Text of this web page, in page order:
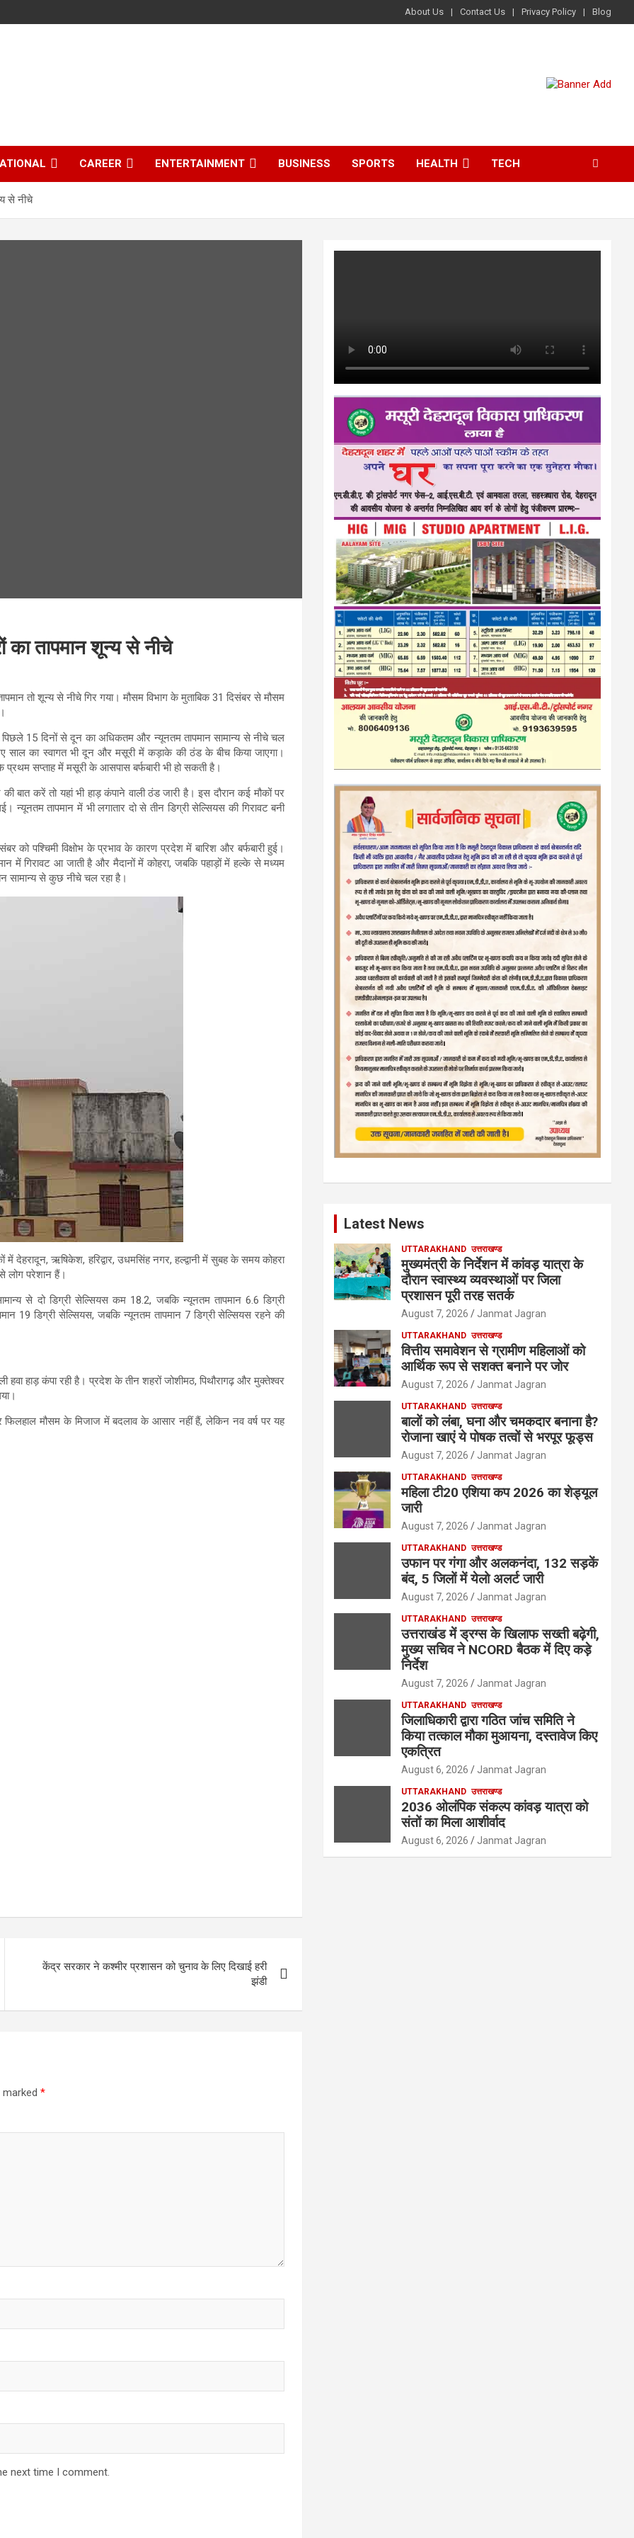
About Us Contact Us Privacy Policy Blog
CAREER ENTERTAINMENT BUSINESS SPORTS HEALTH TECH
से नीचे
का तापमान शून्य से नीचे
तो शून्य से नीचे गिर गया। मौसम विभाग के मुताबिक 31 दिसंबर से मौसम
15 दिनों से दून का अधिकतम और न्यूनतम तापमान सामान्य से नीचे चल
साल का स्वागत भी दून और मसूरी में कड़ाके की ठंड के बीच किया जाएगा।
सप्ताह में मसूरी के आसपास बर्फबारी भी हो सकती है।
बात करें तो यहां भी हाड़ कंपाने वाली ठंड जारी है। इस दौरान कई मौकों पर
तापमान में भी लगातार दो से तीन डिग्री सेल्सियस की गिरावट बनी
पश्चिमी विक्षोभ के प्रभाव के कारण प्रदेश में बारिश और बर्फबारी हुई।
में गिरावट आ जाती है और मैदानों में कोहरा, जबकि पहाड़ों में हल्के से मध्यम
सामान्य से कुछ नीचे चल रहा है।
देहरादून, ऋषिकेश, हरिद्वार, उधमसिंह नगर, हल्द्वानी में सुबह के समय कोहरा
लोग परेशान हैं।
से दो डिग्री सेल्सियस कम 18.2, जबकि न्यूनतम तापमान 6.6 डिग्री
19 डिग्री सेल्सियस, जबकि न्यूनतम तापमान 7 डिग्री सेल्सियस रहने की
हवा हाड़ कंपा रही है। प्रदेश के तीन शहरों जोशीमठ, पिथौरागढ़ और मुक्तेश्वर
मौसम के मिजाज में बदलाव के आसार नहीं हैं, लेकिन नव वर्ष पर यह
केंद्र सरकार ने कश्मीर प्रशासन को चुनाव के लिए दिखाई हरी
झंडी
marked *
next time I comment.
Latest News
UTTARAKHAND उत्तराखण्ड
मुख्यमंत्री के निर्देशन में कांवड़ यात्रा के
दौरान स्वास्थ्य व्यवस्थाओं पर जिला
प्रशासन पूरी तरह सतर्क
August 7, 2026 Janmat Jagran
UTTARAKHAND उत्तराखण्ड
वित्तीय समावेशन से ग्रामीण महिलाओं को
आर्थिक रूप से सशक्त बनाने पर जोर
August 7, 2026 Janmat Jagran
UTTARAKHAND उत्तराखण्ड
बालों को लंबा, घना और चमकदार बनाना है?
रोजाना खाएं ये पोषक तत्वों से भरपूर फूड्स
August 7, 2026 Janmat Jagran
UTTARAKHAND उत्तराखण्ड
महिला टी20 एशिया कप 2026 का शेड्यूल
जारी
August 7, 2026 Janmat Jagran
UTTARAKHAND उत्तराखण्ड
उफान पर गंगा और अलकनंदा, 132 सड़कें
बंद, 5 जिलों में येलो अलर्ट जारी
August 7, 2026 Janmat Jagran
UTTARAKHAND उत्तराखण्ड
उत्तराखंड में ड्रग्स के खिलाफ सख्ती बढ़ेगी,
मुख्य सचिव ने NCORD बैठक में दिए कड़े
निर्देश
August 7, 2026 Janmat Jagran
UTTARAKHAND उत्तराखण्ड
जिलाधिकारी द्वारा गठित जांच समिति ने
किया तत्काल मौका मुआयना, दस्तावेज किए
एकत्रित
August 6, 2026 Janmat Jagran
UTTARAKHAND उत्तराखण्ड
2036 ओलंपिक संकल्प कांवड़ यात्रा को
संतों का मिला आशीर्वाद
August 6, 2026 Janmat Jagran